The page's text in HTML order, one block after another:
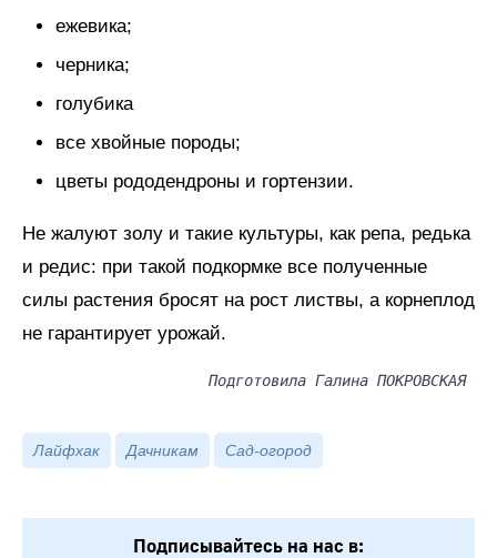
ежевика;
черника;
голубика
все хвойные породы;
цветы рододендроны и гортензии.
Не жалуют золу и такие культуры, как репа, редька
и редис: при такой подкормке все полученные
силы растения бросят на рост листвы, а корнеплод
не гарантирует урожай.
Подготовила Галина ПОКРОВСКАЯ
Лайфхак Дачникам Сад-огород
Подписывайтесь на нас в: